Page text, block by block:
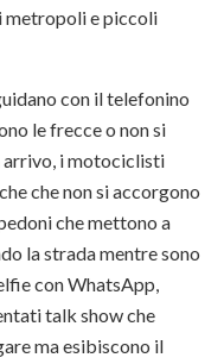
metropoli e piccoli
con il telefonino
le frecce o non si
arrivo, i motociclisti
che non si accorgono
che mettono a
la strada mentre sono
con WhatsApp,
talk show che
ma esibiscono il